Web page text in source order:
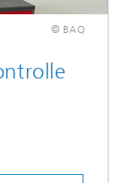
© BAQ